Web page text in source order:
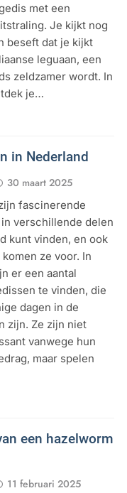
met een
Je kijkt nog
beseft dat je kijkt
leguaan, een
zeldzamer wordt. In
je…
in Nederland
30 maart 2025
fascinerende
verschillende delen
kunt vinden, en ook
ze voor. In
er een aantal
te vinden, die
dagen in de
zijn. Ze zijn niet
vanwege hun
maar spelen
een hazelworm
11 februari 2025